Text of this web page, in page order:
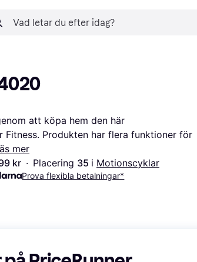
att köpa hem den här
Fitness. Produkten har flera funktioner för
mer
kr · Placering 35 i Motionscyklar
Prova flexibla betalningar*